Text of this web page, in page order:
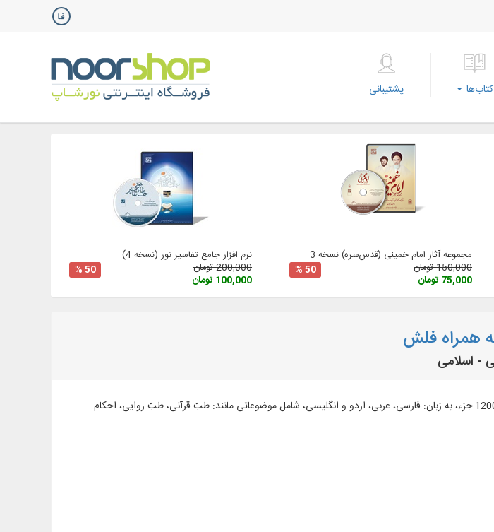
کتاب‌ها پشتیبانی
مجموعه آثار امام خمینی (‌قدس‌سره) نسخه 3
150,000 تومان
50 %
75,000 تومان
نرم افزار جامع تفاسیر نور (نسخه 4)
200,000 تومان
50 %
100,000 تومان
متن کامل 906 عنوان کتاب و رساله طبّی در 1200 جزء، به زبان: فارسی، عربی، اردو و انگلیسی، شامل موضوعاتی مانند: طبّ قرآنی، طبّ روایی، احکام